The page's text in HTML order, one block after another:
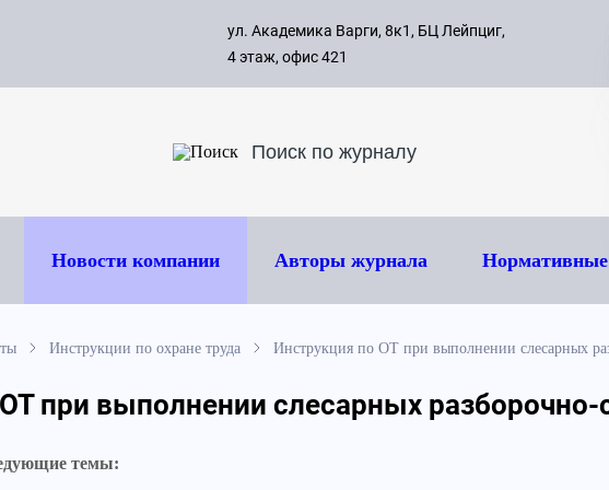
с 09:00
8 495
ул. Академика Варги, 8к1, БЦ Лейпциг,
4 этаж, офис 421
Новости компании Авторы журнала
Инструкции по охране труда Инструкция по ОТ при выполнении слесарных
при выполнении слесарных
темы: